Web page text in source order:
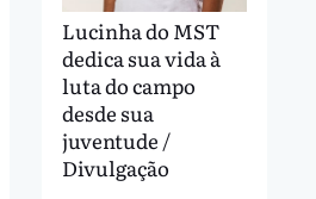
Lucinha do MST
dedica sua vida à
luta do campo
desde sua
juventude /
Divulgação